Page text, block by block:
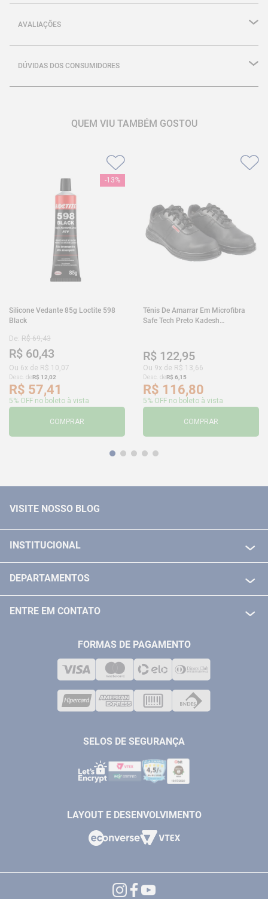
AVALIAÇÕES
DÚVIDAS DOS CONSUMIDORES
QUEM VIU TAMBÉM GOSTOU
-13%
Silicone Vedante 85g Loctite 598
Black
De: R$ 69,43
R$ 60,43
Ou 6x de R$ 10,07
Desc. deR$ 12,02
R$ 57,41
5% OFF no boleto à vista
COMPRAR
Tênis De Amarrar Em Microfibra
Safe Tech Preto Kadesh
R$ 122,95
Ou 9x de R$ 13,66
Desc. deR$ 6,15
R$ 116,80
5% OFF no boleto à vista
COMPRAR
VISITE NOSSO BLOG
INSTITUCIONAL
POLITICA DE TROCA E DEVOLUÇÃO
DEPARTAMENTOS
COMPRESSORES
ENTRE EM CONTATO
VENDAS ONLINE@ANTFERRAMENTAS.COM.BR
SAC@ANTFERRAMENTAS.COM.BR
FORMAS DE PAGAMENTO
SELOS DE SEGURANÇA
LAYOUT E DESENVOLVIMENTO